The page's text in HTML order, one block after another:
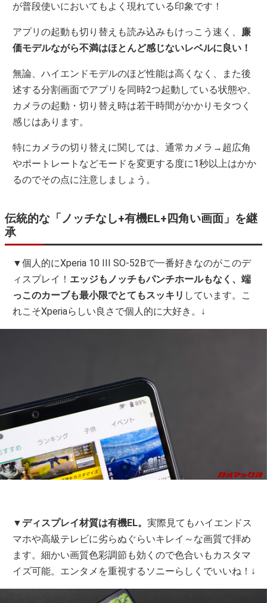
が普段使いにおいてもよく現れている印象です！
アプリの起動も切り替えも読み込みもけっこう速く、 廉
価モデルながら不満はほとんど感じないレベルに良い！
無論、ハイエンドモデルのほど性能は高くなく、また後
述する分割画面でアプリを同時2つ起動している状態や、
カメラの起動・切り替え時は若干時間がかかりモタつく
感じはあります。
特にカメラの切り替えに関しては、通常カメラ→超広角
やポートレートなどモードを変更する度に1秒以上はかか
るのでその点に注意しましょう。
伝統的な「ノッチなし+有機EL+四角い画面」を継
承
▼個人的にXperia 10 III SO-52Bで一番好きなのがこのデ
ィスプレイ！ エッジもノッチもパンチホールもなく、端
っこのカーブも最小限でとてもスッキリ しています。こ
れこそXperiaらしい良さで個人的に大好き。↓
▼ ディスプレイ材質は有機EL。実際見てもハイエンドス
マホや高級テレビに劣らぬぐらいキレイ～な画質で拝め
ます。細かい画質色彩調節も効くので色合いもカスタマ
イズ可能。エンタメを重視するソニーらしくでいいね！↓